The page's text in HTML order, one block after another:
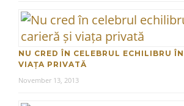
NU CRED ÎN CELEBRUL ECHILIBRU
VIAȚA PRIVATĂ
November 13, 2013